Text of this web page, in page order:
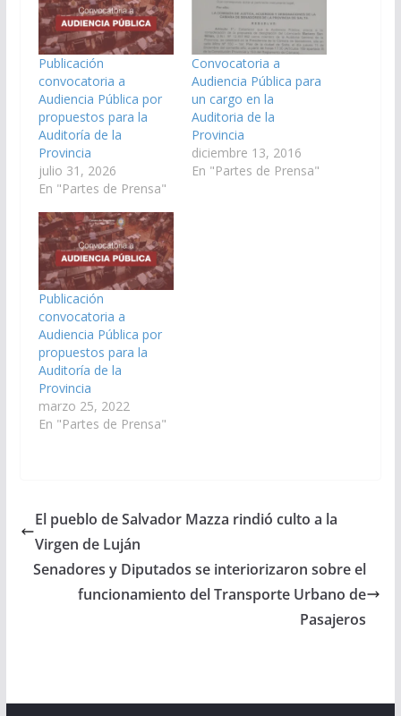
Publicación
convocatoria a
Audiencia Pública por
propuestos para la
Auditoría de la
Provincia
julio 31, 2026
En "Partes de Prensa"
Convocatoria a
Audiencia Pública para
un cargo en la
Auditoria de la
Provincia
diciembre 13, 2016
En "Partes de Prensa"
Publicación
convocatoria a
Audiencia Pública por
propuestos para la
Auditoría de la
Provincia
marzo 25, 2022
En "Partes de Prensa"
El pueblo de Salvador Mazza rindió culto a la
Virgen de Luján
Senadores y Diputados se interiorizaron sobre el
funcionamiento del Transporte Urbano de
Pasajeros